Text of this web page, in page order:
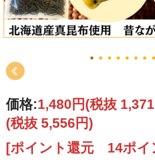
価格:1,480円(税抜
(税抜 5,556円)
[ポイント還元 14ポイ